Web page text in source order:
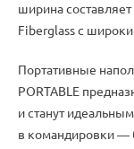
ширина
Fiberglass с
Портативные
PORTABLE
и станут
в командировки ―